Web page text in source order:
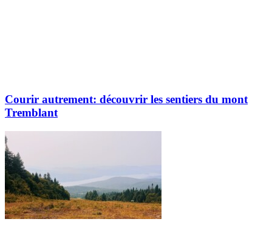
Courir autrement: découvrir les sentiers du mont
Tremblant